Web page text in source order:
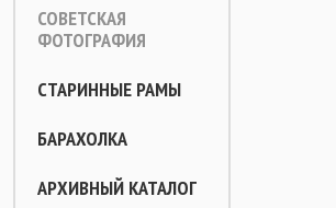
СОВЕТСКАЯ
ФОТОГРАФИЯ
СТАРИННЫЕ РАМЫ
БАРАХОЛКА
АРХИВНЫЙ КАТАЛОГ